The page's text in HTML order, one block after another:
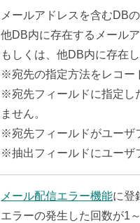
メールアドレスを含むDB
他DB内に存在するメール
もしくは、他DB内に存在
※宛先の指定方法をレコー
※宛先フィールドに指定し
ません。
※宛先フィールドがユーザ
※抽出フィールドにユーザ
メール配信エラー機能に登
エラーの発生した回数が1